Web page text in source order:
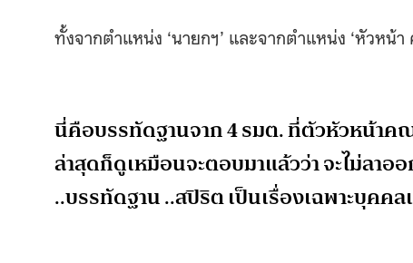
ทั้งจากตำแหน่ง ‘นายกฯ’ และจากตำแหน่ง ‘หัวหน้
นี่คือบรรทัดฐานจาก 4 รมต. ที่ตัวหัวหน้า
ล่าสุดก็ดูเหมือนจะตอบมาแล้วว่า จะไม่ลา
..บรรทัดฐาน ..สปิริต เป็นเรื่องเฉพาะบุคคล